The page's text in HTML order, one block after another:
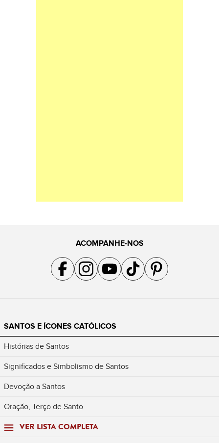
ACOMPANHE-NOS
Acompanhe a gente no Facebook
Acompanhe a gente no Instagram
Acompanhe a gente no YouTube
Acompanhe a gente no TikTok
Acompanhe a gente no
SANTOS E ÍCONES CATÓLICOS
Histórias de Santos
Significados e Simbolismo de Santos
Devoção a Santos
Oração, Terço de Santo
VER LISTA COMPLETA